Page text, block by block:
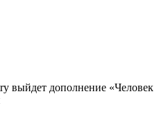
выйдет дополнение «Человек